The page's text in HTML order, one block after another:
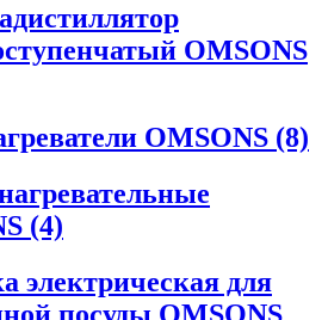
OMSONS
OMSONS (8)
(4)
электрическая для